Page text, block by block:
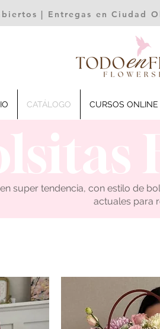
| Entregas en Ciudad
CATÁLOGO CURSOS ONLINE
super tendencia, con estilo de
actuales para